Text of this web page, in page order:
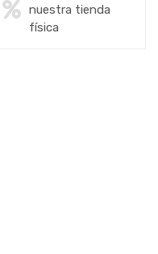
nuestra tienda
física